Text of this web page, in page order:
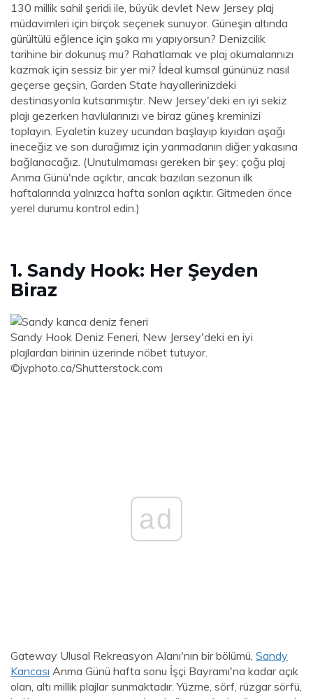
130 millik sahil şeridi ile, büyük devlet New Jersey plaj
müdavimleri için birçok seçenek sunuyor. Güneşin altında
gürültülü eğlence için şaka mı yapıyorsun? Denizcilik
tarihine bir dokunuş mu? Rahatlamak ve plaj okumalarınızı
kazmak için sessiz bir yer mi? İdeal kumsal gününüz nasıl
geçerse geçsin, Garden State hayallerinizdeki
destinasyonla kutsanmıştır. New Jersey'deki en iyi sekiz
plajı gezerken havlularınızı ve biraz güneş kreminizi
toplayın. Eyaletin kuzey ucundan başlayıp kıyıdan aşağı
ineceğiz ve son durağımız için yarımadanın diğer yakasına
bağlanacağız. (Unutulmaması gereken bir şey: çoğu plaj
Anma Günü'nde açıktır, ancak bazıları sezonun ilk
haftalarında yalnızca hafta sonları açıktır. Gitmeden önce
yerel durumu kontrol edin.)
1. Sandy Hook: Her Şeyden
Biraz
Sandy Hook Deniz Feneri, New Jersey'deki en iyi
plajlardan birinin üzerinde nöbet tutuyor.
©jvphoto.ca/Shutterstock.com
ad
Gateway Ulusal Rekreasyon Alanı'nın bir bölümü, Sandy
Kancası Anma Günü hafta sonu İşçi Bayramı'na kadar açık
olan, altı millik plajlar sunmaktadır. Yüzme, sörf, rüzgar sörfü,